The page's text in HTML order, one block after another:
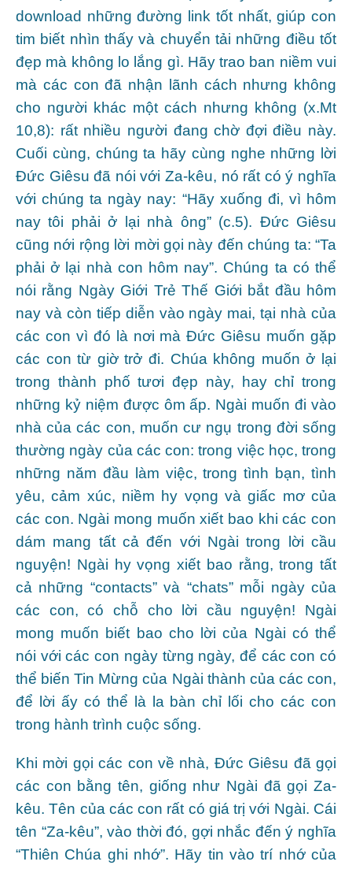
download những đường link tốt nhất, giúp con
tim biết nhìn thấy và chuyển tải những điều tốt
đẹp mà không lo lắng gì. Hãy trao ban niềm vui
mà các con đã nhận lãnh cách nhưng không
cho người khác một cách nhưng không (x.Mt
10,8): rất nhiều người đang chờ đợi điều này.
Cuối cùng, chúng ta hãy cùng nghe những lời
Đức Giêsu đã nói với Za-kêu, nó rất có ý nghĩa
với chúng ta ngày nay: “Hãy xuống đi, vì hôm
nay tôi phải ở lại nhà ông” (c.5). Đức Giêsu
cũng nới rộng lời mời gọi này đến chúng ta: “Ta
phải ở lại nhà con hôm nay”. Chúng ta có thể
nói rằng Ngày Giới Trẻ Thế Giới bắt đầu hôm
nay và còn tiếp diễn vào ngày mai, tại nhà của
các con vì đó là nơi mà Đức Giêsu muốn gặp
các con từ giờ trở đi. Chúa không muốn ở lại
trong thành phố tươi đẹp này, hay chỉ trong
những kỷ niệm được ôm ấp. Ngài muốn đi vào
nhà của các con, muốn cư ngụ trong đời sống
thường ngày của các con: trong việc học, trong
những năm đầu làm việc, trong tình bạn, tình
yêu, cảm xúc, niềm hy vọng và giấc mơ của
các con. Ngài mong muốn xiết bao khi các con
dám mang tất cả đến với Ngài trong lời cầu
nguyện! Ngài hy vọng xiết bao rằng, trong tất
cả những “contacts” và “chats” mỗi ngày của
các con, có chỗ cho lời cầu nguyện! Ngài
mong muốn biết bao cho lời của Ngài có thể
nói với các con ngày từng ngày, để các con có
thể biến Tin Mừng của Ngài thành của các con,
để lời ấy có thể là la bàn chỉ lối cho các con
trong hành trình cuộc sống.
Khi mời gọi các con về nhà, Đức Giêsu đã gọi
các con bằng tên, giống như Ngài đã gọi Za-
kêu. Tên của các con rất có giá trị với Ngài. Cái
tên “Za-kêu”, vào thời đó, gợi nhắc đến ý nghĩa
“Thiên Chúa ghi nhớ”. Hãy tin vào trí nhớ của